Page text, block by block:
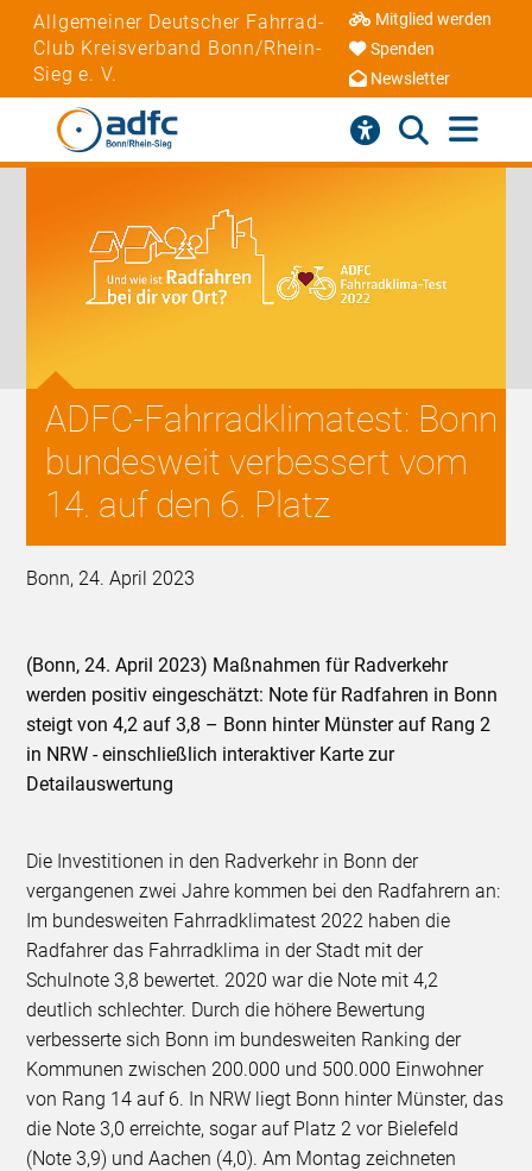
Allgemeiner Deutscher Fahrrad-
Club Kreisverband Bonn/Rhein-
Sieg e. V.
Mitglied werden
Spenden
Newsletter
ADFC-Fahrradklimatest: Bonn
bundesweit verbessert vom
14. auf den 6. Platz
Bonn, 24. April 2023
(Bonn, 24. April 2023) Maßnahmen für Radverkehr
werden positiv eingeschätzt: Note für Radfahren in Bonn
steigt von 4,2 auf 3,8 – Bonn hinter Münster auf Rang 2
in NRW - einschließlich interaktiver Karte zur
Detailauswertung
Die Investitionen in den Radverkehr in Bonn der
vergangenen zwei Jahre kommen bei den Radfahrern an:
Im bundesweiten Fahrradklimatest 2022 haben die
Radfahrer das Fahrradklima in der Stadt mit der
Schulnote 3,8 bewertet. 2020 war die Note mit 4,2
deutlich schlechter. Durch die höhere Bewertung
verbesserte sich Bonn im bundesweiten Ranking der
Kommunen zwischen 200.000 und 500.000 Einwohner
von Rang 14 auf 6. In NRW liegt Bonn hinter Münster, das
die Note 3,0 erreichte, sogar auf Platz 2 vor Bielefeld
(Note 3,9) und Aachen (4,0). Am Montag zeichneten